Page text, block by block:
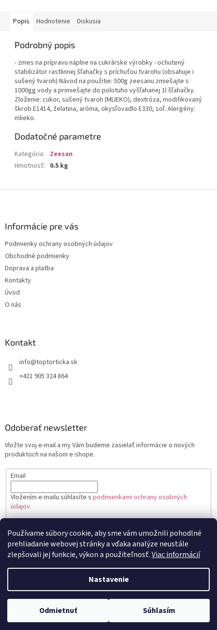
Používame súbory cookie, aby sme vám umožnili pohodlné
prehliadanie webovej stránky a vďaka analýze neustále
zlepšovali jej funkcie, výkon a použiteľnosť.Viac informácií
Nastavenie
Odmietnuť Súhlasím
Popis Hodnotenie Diskusia
Podrobný popis
- zmes na prípravu náplne na cukrárske výrobky - ochutený
stabilizátor rastlinnej šľahačky s príchuťou tvarohu (obsahuje i
sušený tvaroh) Návod na použitie: 500g zeesanu zmiešajte s
1000gg vody a primiešajte do polotuho vyšľahanej 1l šľahačky.
Zloženie: cukor, sušený tvaroh (MLIEKO), dextróza, modifikovaný
škrob E1414, želatina, aróma, okysľovadlo E330, soľ. Alergény:
mlieko.
Dodatočné parametre
Kategória:
Zeesan
Hmotnosť: 0.5 kg
Informácie pre vás
Podmienky ochrany osobných údajov
Obchodné podmienky
Doprava a platba
Kontakty
Úvod
O nás
Kontakt
+421 905 324 864
Odoberať newsletter
Vložte svoj e-mail a my Vám budeme zasielať informácie o nových
produktoch na našom e-shope.
Email
Vložením e-mailu súhlasíte s podmienkami ochrany osobných
údajov
PRIHLÁSIŤ SA
Copyright 2026Toptortička. Všetky práva vyhradené.Upraviť